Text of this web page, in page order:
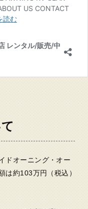
ドオーニング・オー
は約103万円（税込）